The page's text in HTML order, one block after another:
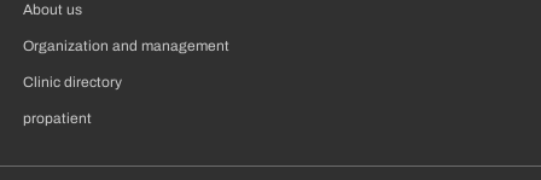
About us
Organization and management
Clinic directory
propatient